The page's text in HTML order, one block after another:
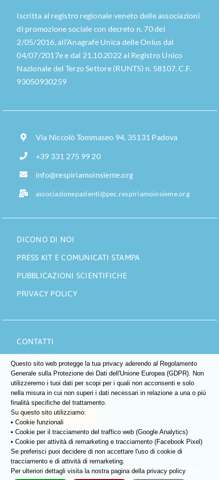
Iscritta al registro regionale veneto delle associazioni
di promozione sociale con decreto n. 70 del
2/05/2016, all’Anagrafe Unica delle Onlus dal
04/07/2017e e dal 21.10.2022 al Registro Unico
Nazionale del Terzo Settore (RUNTS) n. 58107. C.F.
93050930259
Via Niccolò Tommaseo 94, 35131 Padova
+39 331 275 99 20
info@respiriamoinsieme.org
associazionepazienti@pec.respiriamoinsieme.org
DICONO DI NOI
PRESS KIT E COMUNICATI STAMPA
PUBBLICAZIONI SCIENTIFICHE
PRIVACY POLICY
CONTATTI
AREA SOCI
DONA ORA
5×1000
DIVENTA SOCIO
©2026 • Tutti i diritti riservati •Boosted by MOOX.digital
Questo sito web protegge la tua privacy aderendo al Regolamento
Generale sulla Protezione dei Dati dell'Unione Europea (GDPR). Non
utilizzeremo i tuoi dati per scopi per i quali non acconsenti e solo
nella misura in cui non superi i dati necessari in relazione a una o più
finalità specifiche del trattamento.
Su questo sito utilizziamo:
• Cookie funzionali
• Cookie per il tracciamento del traffico web (Google Analytics)
• Cookie per attività di remarketing e tracciamento (Facebook Pixel)
Se preferisci puoi decidere di non accettare l'uso di cookie di
tracciamento e di attività di remarketing.
Per ulteriori dettagli visita la nostra pagina della privacy policy